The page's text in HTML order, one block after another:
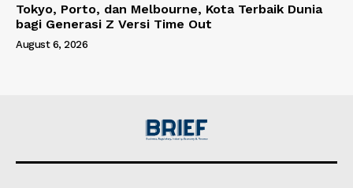
Tokyo, Porto, dan Melbourne, Kota Terbaik Dunia
bagi Generasi Z Versi Time Out
August 6, 2026